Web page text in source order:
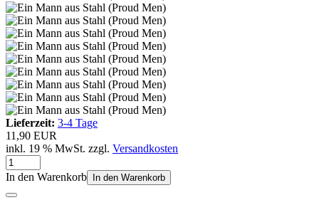
Lieferzeit: 3-4 Tage
11,90 EUR
inkl. 19 % MwSt. zzgl. Versandkosten
In den Warenkorb In den Warenkorb